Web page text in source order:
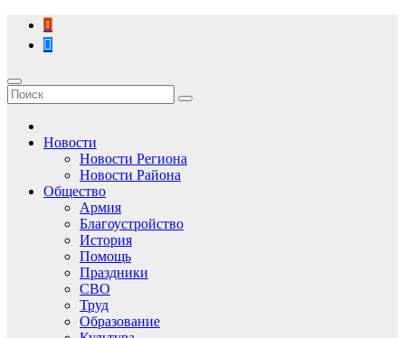
Перейти
содержимому
Новости
Новости Региона
Новости Района
Общество
Армия
Благоустройство
История
Помощь
Праздники
СВО
Труд
Образование